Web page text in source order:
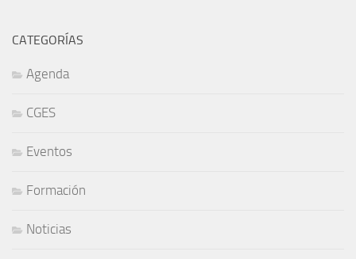
CATEGORÍAS
Agenda
CGES
Eventos
Formación
Noticias